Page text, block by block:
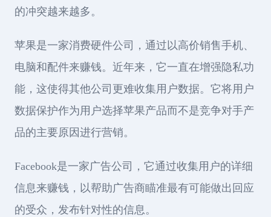
的冲突越来越多。
苹果是一家消费硬件公司，通过以高价销售手机、
电脑和配件来赚钱。近年来，它一直在增强隐私功
能，这使得其他公司更难收集用户数据。它将用户
数据保护作为用户选择苹果产品而不是竞争对手产
品的主要原因进行营销。
Facebook是一家广告公司，它通过收集用户的详细
信息来赚钱，以帮助广告商瞄准最有可能做出回应
的受众，发布针对性的信息。